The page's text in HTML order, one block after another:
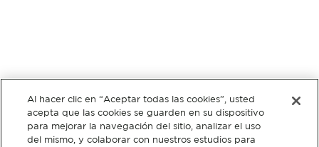
Al hacer clic en “Aceptar todas las cookies”, usted
acepta que las cookies se guarden en su dispositivo
para mejorar la navegación del sitio, analizar el uso
del mismo, y colaborar con nuestros estudios para